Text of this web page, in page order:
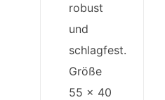
robust
und
schlagfest.
Größe
55 x 40